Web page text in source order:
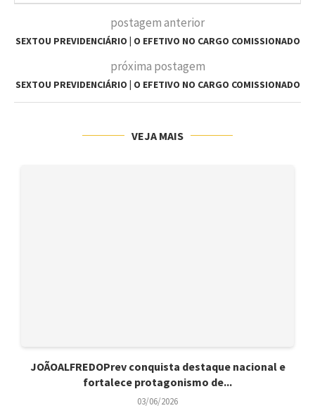
postagem anterior
SEXTOU PREVIDENCIÁRIO | O EFETIVO NO CARGO COMISSIONADO
próxima postagem
SEXTOU PREVIDENCIÁRIO | O EFETIVO NO CARGO COMISSIONADO
VEJA MAIS
JOÃOALFREDOPrev conquista destaque nacional e
fortalece protagonismo de...
03/06/2026